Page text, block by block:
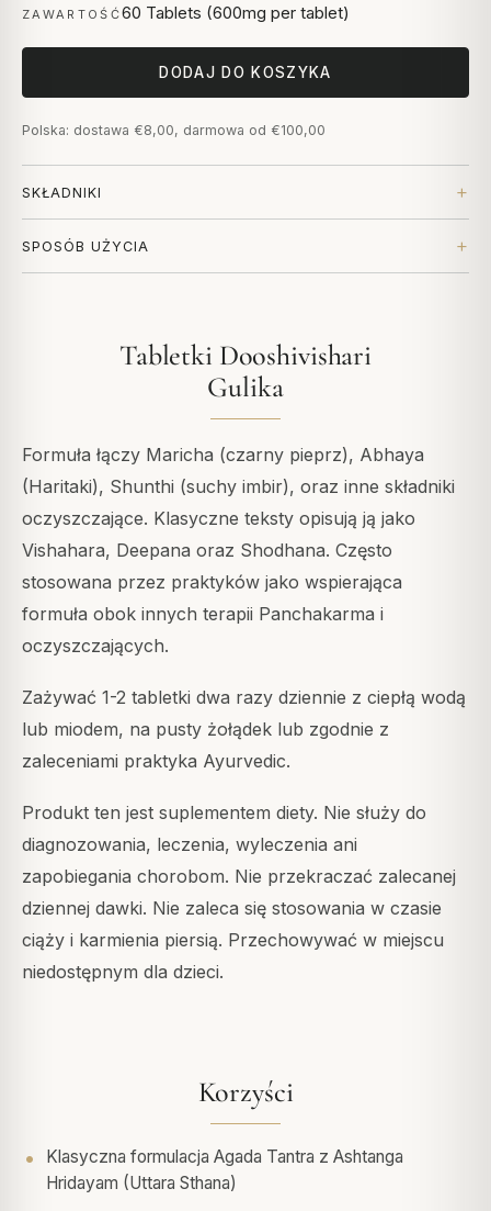
ZAWARTOŚĆ60 Tablets (600mg per tablet)
DODAJ DO KOSZYKA
Polska: dostawa €8,00, darmowa od €100,00
SKŁADNIKI
SPOSÓB UŻYCIA
Tabletki Dooshivishari
Gulika
Formuła łączy Maricha (czarny pieprz), Abhaya
(Haritaki), Shunthi (suchy imbir), oraz inne składniki
oczyszczające. Klasyczne teksty opisują ją jako
Vishahara, Deepana oraz Shodhana. Często
stosowana przez praktyków jako wspierająca
formuła obok innych terapii Panchakarma i
oczyszczających.
Zażywać 1-2 tabletki dwa razy dziennie z ciepłą wodą
lub miodem, na pusty żołądek lub zgodnie z
zaleceniami praktyka Ayurvedic.
Produkt ten jest suplementem diety. Nie służy do
diagnozowania, leczenia, wyleczenia ani
zapobiegania chorobom. Nie przekraczać zalecanej
dziennej dawki. Nie zaleca się stosowania w czasie
ciąży i karmienia piersią. Przechowywać w miejscu
niedostępnym dla dzieci.
Korzyści
Klasyczna formulacja Agada Tantra z Ashtanga
Hridayam (Uttara Sthana)